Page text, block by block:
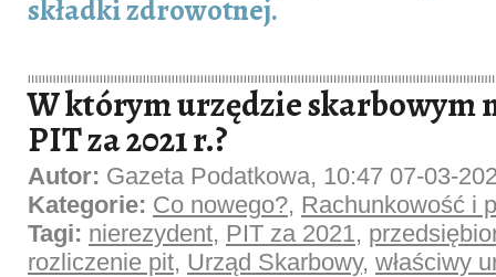
składki zdrowotnej.
W którym urzędzie skarbowym
PIT za 2021 r.?
Autor: Gazeta Podatkowa, 10:47 07-03-
Kategorie: Co nowego?, Rachunkowość i
Tagi: nierezydent, PIT za 2021,
rozliczenie pit, Urząd Skarbowy, właściwy